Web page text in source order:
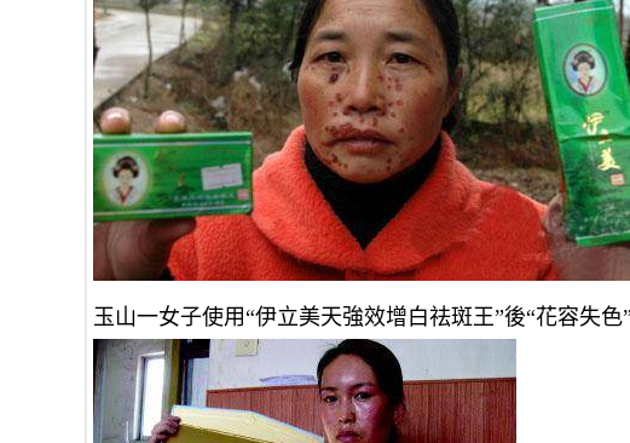
玉山一女子使用“伊立美天強效增白祛斑王”後“花容失色”